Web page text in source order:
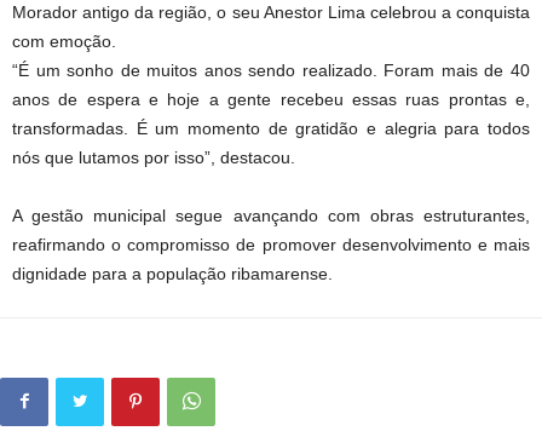
Morador antigo da região, o seu Anestor Lima celebrou a conquista
com emoção.
“É um sonho de muitos anos sendo realizado. Foram mais de 40
anos de espera e hoje a gente recebeu essas ruas prontas e,
transformadas. É um momento de gratidão e alegria para todos
nós que lutamos por isso”, destacou.
A gestão municipal segue avançando com obras estruturantes,
reafirmando o compromisso de promover desenvolvimento e mais
dignidade para a população ribamarense.